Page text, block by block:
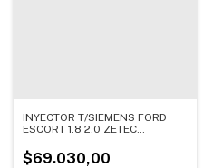
INYECTOR T/SIEMENS FORD
ESCORT 1.8 2.0 ZETEC
$69.030,00